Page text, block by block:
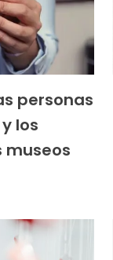
personas
los
museos